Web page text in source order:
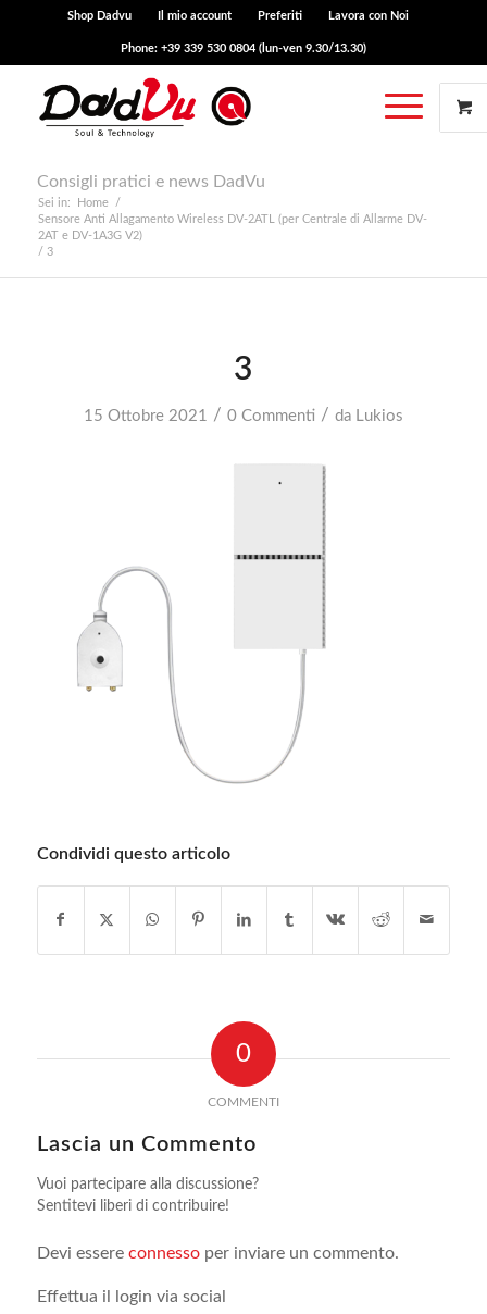
Shop Dadvu Il mio account Preferiti Lavora con Noi
Phone: +39 339 530 0804 (lun-ven 9.30/13.30)
Consigli pratici e news DadVu
Sei in: Home
/
Sensore Anti Allagamento Wireless DV-2ATL (per Centrale di Allarme DV-
2AT e DV-1A3G V2)
/ 3
3
15 Ottobre 2021 / 0 Commenti / da Lukios
Condividi questo articolo
0
COMMENTI
Lascia un Commento
Vuoi partecipare alla discussione?
Sentitevi liberi di contribuire!
Devi essere connessoper inviare un commento.
Effettua il login via social